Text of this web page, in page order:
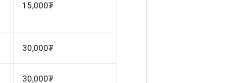
15,000₮
30,000₮
30,000₮